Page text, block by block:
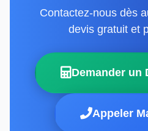
Contactez-nous dès
devis gratuit et
Demander un
Appeler